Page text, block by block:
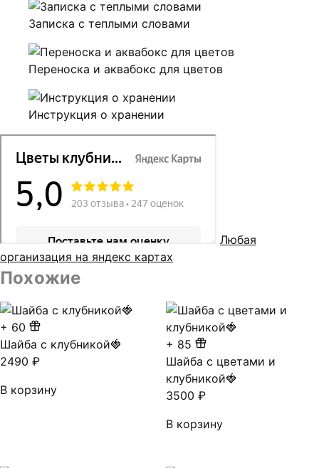
Записка с теплыми словами
Переноска и аквабокс для цветов
Инструкция о хранении
Любая
организация на яндекс картах
Похожие
+ 60
Шайба с клубникой🍓
2490 ₽
В корзину
+ 85
Шайба с цветами и
клубникой🍓
3500 ₽
В корзину